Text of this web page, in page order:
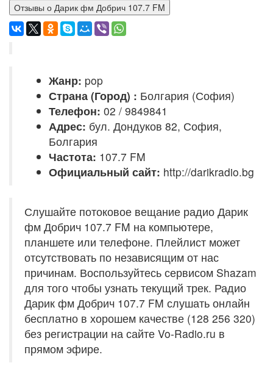
Отзывы о Дарик фм Добрич 107.7 FM
Жанр: pop
Страна (Город) : Болгария (София)
Телефон: 02 / 9849841
Адрес: бул. Дондуков 82, София,
Болгария
Частота: 107.7 FM
Официальный сайт: http://darikradio.bg
Слушайте потоковое вещание радио Дарик
фм Добрич 107.7 FM на компьютере,
планшете или телефоне. Плейлист может
отсутствовать по независящим от нас
причинам. Воспользуйтесь сервисом Shazam
для того чтобы узнать текущий трек. Радио
Дарик фм Добрич 107.7 FM слушать онлайн
бесплатно в хорошем качестве (128 256 320)
без регистрации на сайте Vo-Radio.ru в
прямом эфире.